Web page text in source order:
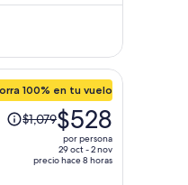
ahora
$527
por
persona
100% en tu vuelo
El
precio
$1,079$528
por persona
29 oct - 2 nov
precio hace 8 horas